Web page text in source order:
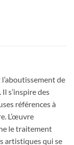
de
s’inspire des
références à
L’œuvre
le traitement
artistiques qui se